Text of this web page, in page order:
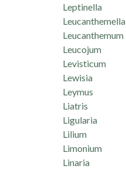
Leptinella
Leucanthemella
Leucanthemum
Leucojum
Levisticum
Lewisia
Leymus
Liatris
Ligularia
Lilium
Limonium
Linaria